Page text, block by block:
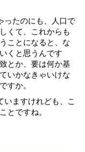
ったのにも、人口で
くて、これからも
ことになると、な
くと思うんです
とか、要は何か基
いかなきゃいけな
すか。
ますけれども、こ
とですね。